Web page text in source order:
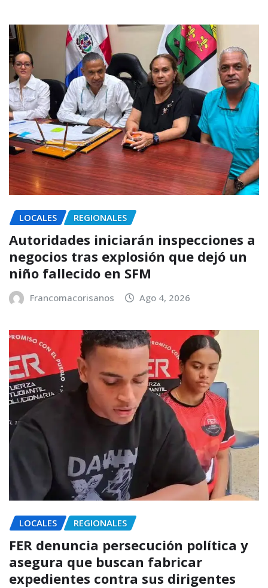
LOCALES REGIONALES
Autoridades iniciarán inspecciones a
negocios tras explosión que dejó un
niño fallecido en SFM
Francomacorisanos Ago 4, 2026
LOCALES REGIONALES
FER denuncia persecución política y
asegura que buscan fabricar
expedientes contra sus dirigentes